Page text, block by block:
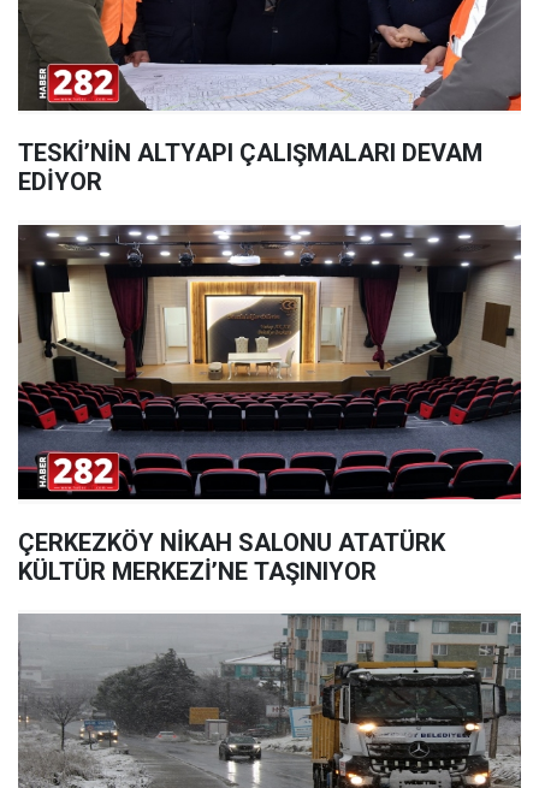
TESKİ’NİN ALTYAPI ÇALIŞMALARI DEVAM
EDİYOR
ÇERKEZKÖY NİKAH SALONU ATATÜRK
KÜLTÜR MERKEZİ’NE TAŞINIYOR